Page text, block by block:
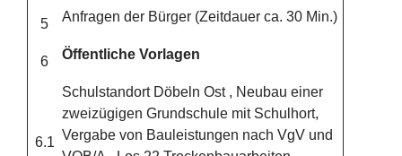
5 Anfragen der Bürger (Zeitdauer ca. 30 Min.)
6 Öffentliche Vorlagen
6.1
Schulstandort Döbeln Ost , Neubau einer
zweizügigen Grundschule mit Schulhort,
Vergabe von Bauleistungen nach VgV und